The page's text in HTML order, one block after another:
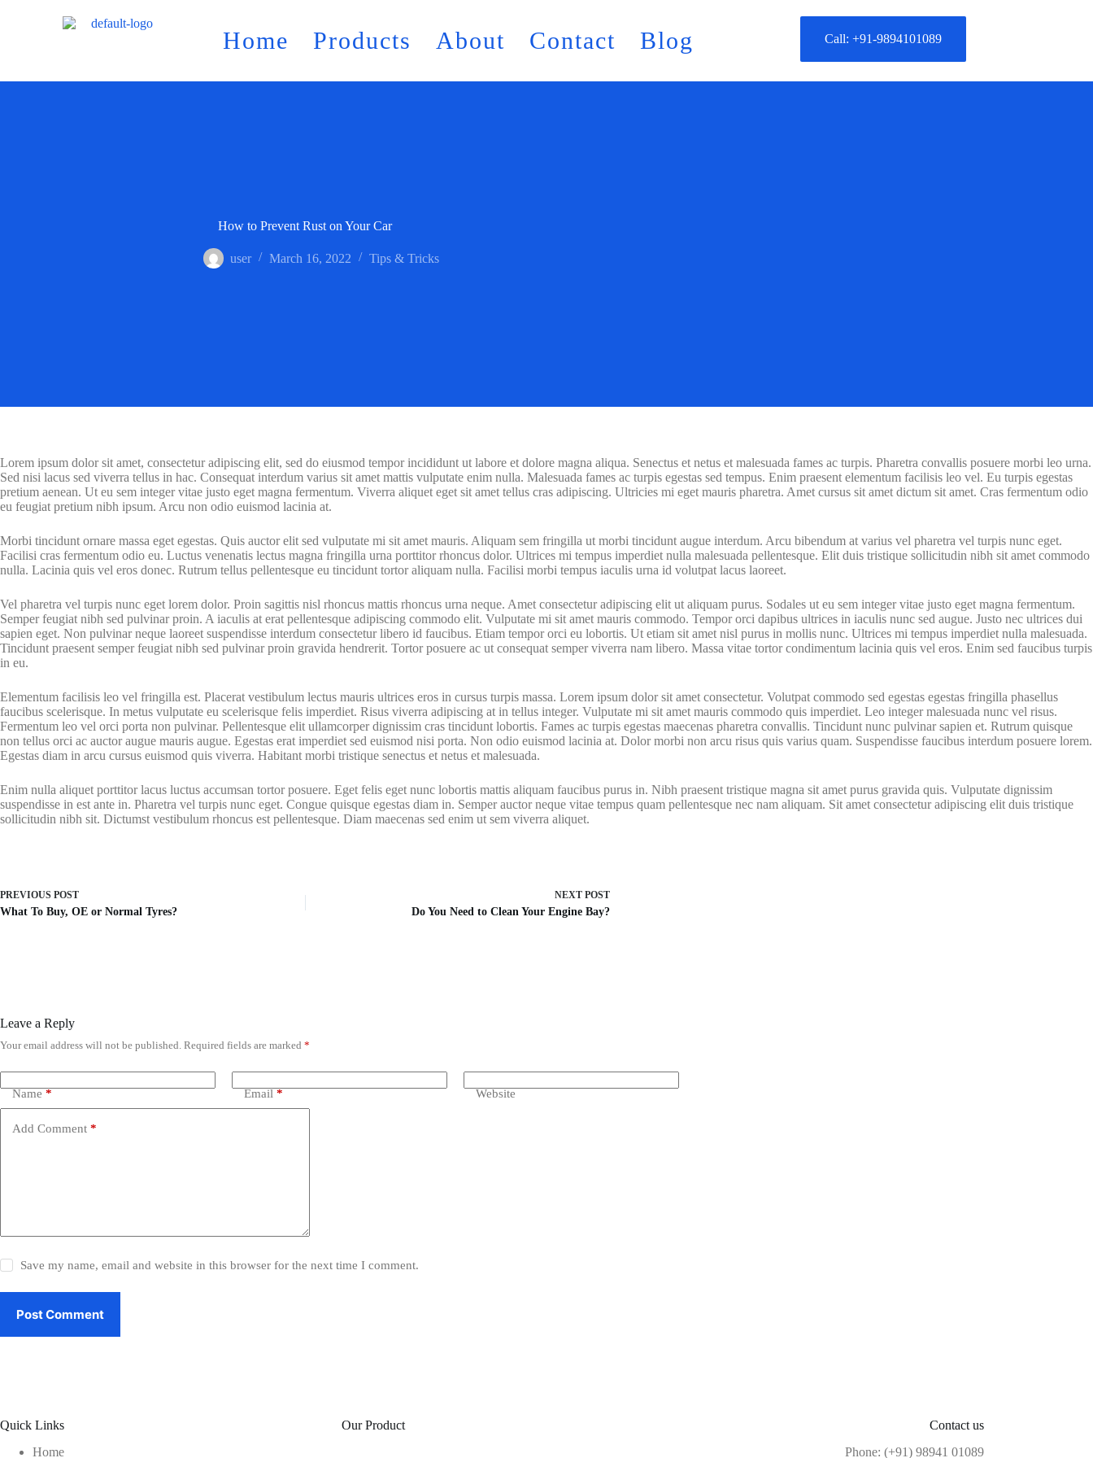
Home Products About Contact Blog Call: +91-9894101089
How to Prevent Rust on Your Car
user March 16, 2022 Tips & Tricks
Lorem ipsum dolor sit amet, consectetur adipiscing elit, sed do eiusmod tempor incididunt ut labore et dolore magna aliqua. Senectus et netus et malesuada fames ac turpis. Pharetra convallis posuere morbi leo urna.
Sed nisi lacus sed viverra tellus in hac. Consequat interdum varius sit amet mattis vulputate enim nulla. Malesuada fames ac turpis egestas sed tempus. Enim praesent elementum facilisis leo vel. Eu turpis egestas
pretium aenean. Ut eu sem integer vitae justo eget magna fermentum. Viverra aliquet eget sit amet tellus cras adipiscing. Ultricies mi eget mauris pharetra. Amet cursus sit amet dictum sit amet. Cras fermentum odio
eu feugiat pretium nibh ipsum. Arcu non odio euismod lacinia at.
Morbi tincidunt ornare massa eget egestas. Quis auctor elit sed vulputate mi sit amet mauris. Aliquam sem fringilla ut morbi tincidunt augue interdum. Arcu bibendum at varius vel pharetra vel turpis nunc eget.
Facilisi cras fermentum odio eu. Luctus venenatis lectus magna fringilla urna porttitor rhoncus dolor. Ultrices mi tempus imperdiet nulla malesuada pellentesque. Elit duis tristique sollicitudin nibh sit amet commodo
nulla. Lacinia quis vel eros donec. Rutrum tellus pellentesque eu tincidunt tortor aliquam nulla. Facilisi morbi tempus iaculis urna id volutpat lacus laoreet.
Vel pharetra vel turpis nunc eget lorem dolor. Proin sagittis nisl rhoncus mattis rhoncus urna neque. Amet consectetur adipiscing elit ut aliquam purus. Sodales ut eu sem integer vitae justo eget magna fermentum.
Semper feugiat nibh sed pulvinar proin. A iaculis at erat pellentesque adipiscing commodo elit. Vulputate mi sit amet mauris commodo. Tempor orci dapibus ultrices in iaculis nunc sed augue. Justo nec ultrices dui
sapien eget. Non pulvinar neque laoreet suspendisse interdum consectetur libero id faucibus. Etiam tempor orci eu lobortis. Ut etiam sit amet nisl purus in mollis nunc. Ultrices mi tempus imperdiet nulla malesuada.
Tincidunt praesent semper feugiat nibh sed pulvinar proin gravida hendrerit. Tortor posuere ac ut consequat semper viverra nam libero. Massa vitae tortor condimentum lacinia quis vel eros. Enim sed faucibus turpis
in eu.
Elementum facilisis leo vel fringilla est. Placerat vestibulum lectus mauris ultrices eros in cursus turpis massa. Lorem ipsum dolor sit amet consectetur. Volutpat commodo sed egestas egestas fringilla phasellus
faucibus scelerisque. In metus vulputate eu scelerisque felis imperdiet. Risus viverra adipiscing at in tellus integer. Vulputate mi sit amet mauris commodo quis imperdiet. Leo integer malesuada nunc vel risus.
Fermentum leo vel orci porta non pulvinar. Pellentesque elit ullamcorper dignissim cras tincidunt lobortis. Fames ac turpis egestas maecenas pharetra convallis. Tincidunt nunc pulvinar sapien et. Rutrum quisque
non tellus orci ac auctor augue mauris augue. Egestas erat imperdiet sed euismod nisi porta. Non odio euismod lacinia at. Dolor morbi non arcu risus quis varius quam. Suspendisse faucibus interdum posuere lorem.
Egestas diam in arcu cursus euismod quis viverra. Habitant morbi tristique senectus et netus et malesuada.
Enim nulla aliquet porttitor lacus luctus accumsan tortor posuere. Eget felis eget nunc lobortis mattis aliquam faucibus purus in. Nibh praesent tristique magna sit amet purus gravida quis. Vulputate dignissim
suspendisse in est ante in. Pharetra vel turpis nunc eget. Congue quisque egestas diam in. Semper auctor neque vitae tempus quam pellentesque nec nam aliquam. Sit amet consectetur adipiscing elit duis tristique
sollicitudin nibh sit. Dictumst vestibulum rhoncus est pellentesque. Diam maecenas sed enim ut sem viverra aliquet.
PREVIOUS POST
What To Buy, OE or Normal Tyres?
NEXT POST
Do You Need to Clean Your Engine Bay?
Leave a Reply
Your email address will not be published. Required fields are marked *
Name * Email * Website
Add Comment *
Save my name, email and website in this browser for the next time I comment.
Post Comment
Quick Links
Home
Our Product
Contact us
Phone: (+91) 98941 01089